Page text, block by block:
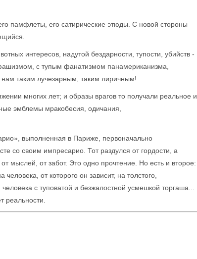
памфлеты, его сатирические этюды. С новой стороны
интересов, надутой бездарности, тупости, убийств -
с тупым фанатизмом панамериканизма,
нам таким лучезарным, таким лиричным!
многих лет; и образы врагов то получали реальное и
эмблемы мракобесия, одичания,
выполненная в Париже, первоначально
со своим импресарио. Тот раздулся от гордости, а
мыслей, от забот. Это одно прочтение. Но есть и второе:
от которого он зависит, на толстого,
с туповатой и безжалостной усмешкой торгаша...
реальности.